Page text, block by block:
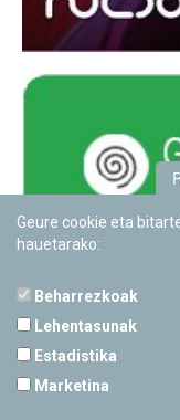
Geure cookie eta
hauetarako:
Beharrezkoak
Lehentasunak
Estadistika
Marketina